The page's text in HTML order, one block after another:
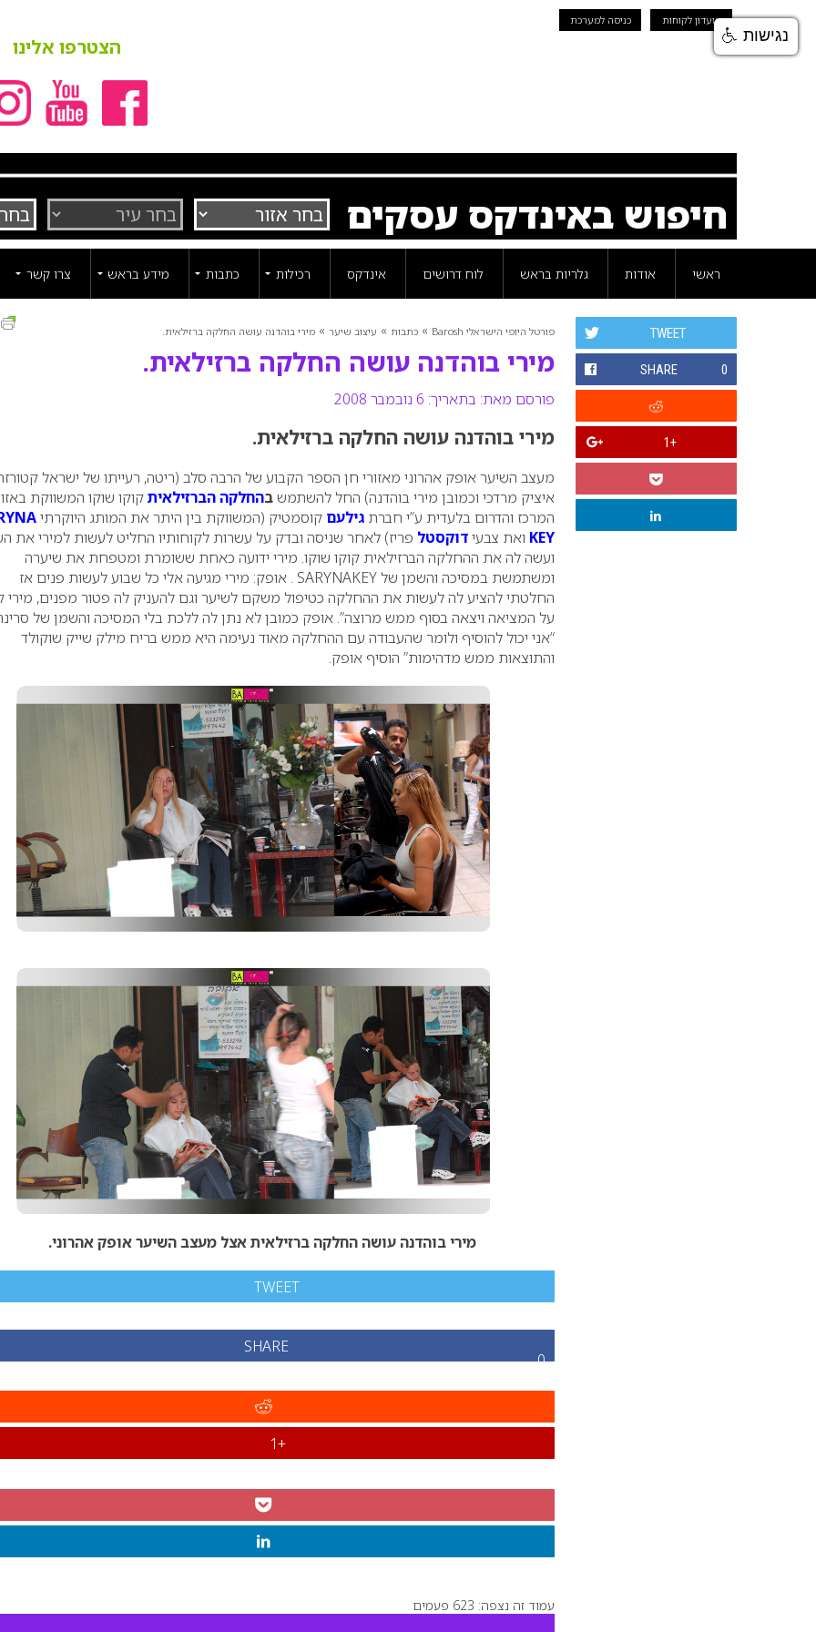
מועדון לקוחות כניסה למערכת
הצטרפו אלינו
חיפוש באינדקס עסקים
ראשי אודות גלריות בראש לוח דרושים אינדקס רכילות כתבות מידע בראש צרו קשר
פורטל היופי הישראלי Barosh » כתבות » עיצוב שיער » מירי בוהדנה עושה החלקה ברזילאית.
מירי בוהדנה עושה החלקה ברזילאית.
פורסם מאת: בתאריך: 6 נובמבר 2008
TWEET
SHARE 0
+1 מירי בוהדנה עושה החלקה ברזילאית.
מעצב השיער אופק אהרוני מאזורי חן הספר הקבוע של הרבה סלב (ריטה, רעייתו של ישראל
איציק מרדכי וכמובן מירי בוהדנה) החל להשתמשבהחלקה הברזילאיתקוקו שוקו המשווקת
המרכז והדרום בלעדית ע”י חברת גילעם קוסמטיק (המשווקת בין היתר את המותג היוקרתי
KEY ואת צבעידוקסטל פריז) לאחר שניסה ובדק על עשרות לקוחותיו החליט לעשות למירי את
ועשה לה את ההחלקה הברזילאית קוקו שוקו. מירי ידועה כאחת ששומרת ומטפחת את שיערה
ומשתמשת במסיכה והשמן שלSARYNAKEY . אופק: מירי מגיעה אלי כל שבוע לעשות פנים אז
החלטתי להציע לה לעשות את ההחלקה כטיפול משקם לשיער וגם להעניק לה פטור מפנים, מירי
על המציאה ויצאה בסוף ממש מרוצה”. אופק כמובן לא נתן לה ללכת בלי המסיכה והשמן של
“אני יכול להוסיף ולומר שהעבודה עם ההחלקה מאוד נעימה היא ממש בריח מילק שייק שוקולד
והתוצאות ממש מדהימות” הוסיף אופק.
מירי בוהדנה עושה החלקה ברזילאית אצל מעצב השיער אופק אהרוני.
TWEET
SHARE
0
+1
עמוד זה נצפה: 623 פעמים
נגישות